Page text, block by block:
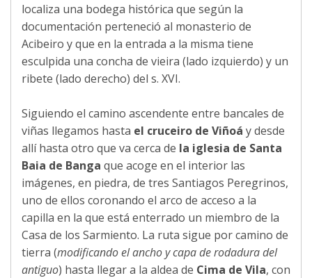
localiza una bodega histórica que según la
documentación perteneció al monasterio de
Acibeiro y que en la entrada a la misma tiene
esculpida una concha de vieira (lado izquierdo) y un
ribete (lado derecho) del s. XVI.
Siguiendo el camino ascendente entre bancales de
viñas llegamos hasta el cruceiro de Viñoá y desde
allí hasta otro que va cerca de la iglesia de Santa
Baia de Banga que acoge en el interior las
imágenes, en piedra, de tres Santiagos Peregrinos,
uno de ellos coronando el arco de acceso a la
capilla en la que está enterrado un miembro de la
Casa de los Sarmiento. La ruta sigue por camino de
tierra (modificando el ancho y capa de rodadura del
antiguo) hasta llegar a la aldea de Cima de Vila, con